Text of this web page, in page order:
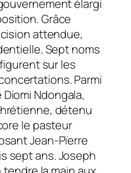
élargi
Grâce
attendue,
Sept noms
sur les
Parmi
Ndongala,
détenu
le pasteur
Jean-Pïerre
sept ans. Joseph